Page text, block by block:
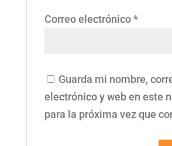
Correo electrónico*
Guarda mi nombre,
electrónico y web en este
para la próxima vez que